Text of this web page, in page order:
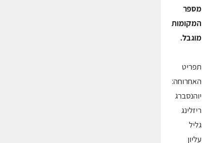
מספר
המקומות
מוגבל.
תפריט
האחרוחה:
יוהנסברג
ריזלינג
גליל
עליון